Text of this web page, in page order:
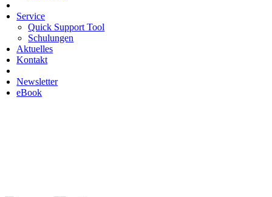
Service
Quick Support Tool
Schulungen
Aktuelles
Kontakt
Newsletter
eBook